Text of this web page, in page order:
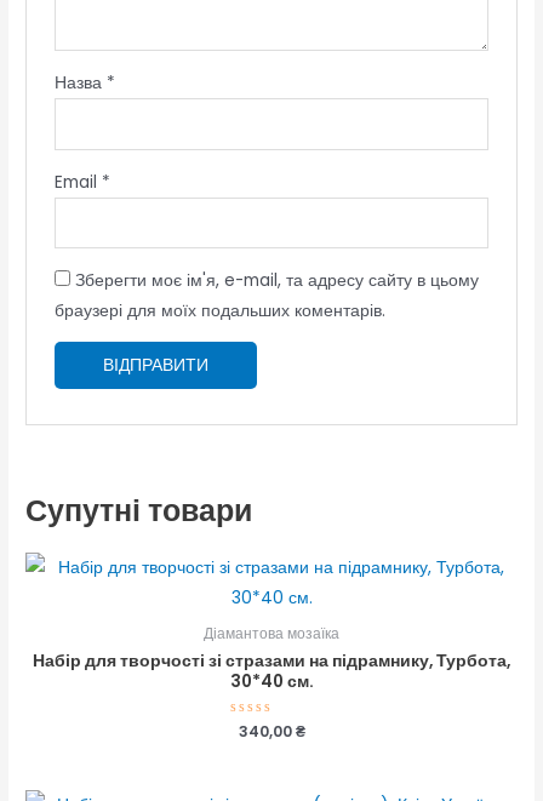
Назва *
Email *
Зберегти моє ім'я, e-mail, та адресу сайту в цьому
браузері для моїх подальших коментарів.
Супутні товари
Діамантова мозаїка
Набір для творчості зі стразами на підрамнику, Турбота,
30*40 см.
Оцінено
340,00₴